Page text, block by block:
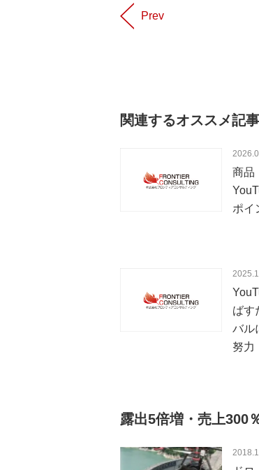
Prev
関連するオススメ記事
商品
ポイ
ばす
バル
努力
露出5倍増・売上300